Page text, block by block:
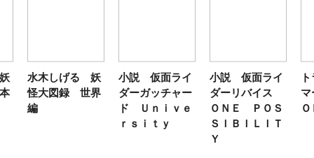
水木しげる 妖
怪大図録 世界
編
小説 仮面ライ
ダーガッチャー
ド Ｕｎｉｖｅ
ｒｓｉｔｙ
小説 仮面ライ
ダーリバイス
ＯＮＥ ＰＯＳ
ＳＩＢＩＬＩＴ
Ｙ